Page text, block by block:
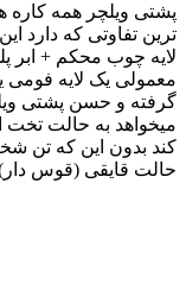
پشتی ویلچر همه کاره
ترین تفاوتی که
لایه چوب محکم + ابر
معمولی یک لایه فومی
گرفته و حسن پشتی
میخواهد به حالت تخت
کند بدون این که تن
حالت قایقی (قوس دار)